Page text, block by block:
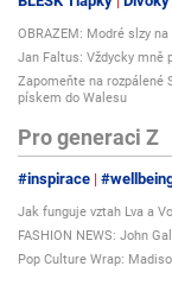
OBRAZEM: Modré slzy
Jan Faltus: Vždycky mně
Zapomeňte na rozpálené
pískem do Walesu
Pro generaci Z
#inspirace
Jak funguje vztah Lva a
FASHION NEWS: John
Pop Culture Wrap: